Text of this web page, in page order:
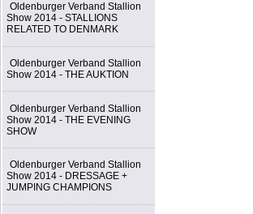
Oldenburger Verband Stallion
Show 2014 - STALLIONS
RELATED TO DENMARK
Oldenburger Verband Stallion
Show 2014 - THE AUKTION
Oldenburger Verband Stallion
Show 2014 - THE EVENING
SHOW
Oldenburger Verband Stallion
Show 2014 - DRESSAGE +
JUMPING CHAMPIONS